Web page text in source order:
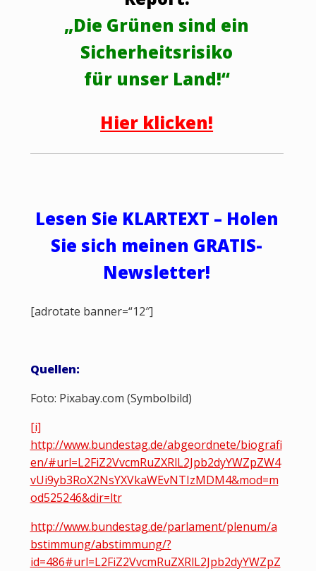
„Die Grünen sind ein
Sicherheitsrisiko
für unser Land!“
Hier klicken!
Lesen Sie KLARTEXT – Holen
Sie sich meinen GRATIS-
Newsletter!
[adrotate banner=“12″]
Quellen:
Foto: Pixabay.com (Symbolbild)
[i]
http://www.bundestag.de/abgeordnete/biografi
en/#url=L2FiZ2VvcmRuZXRlL2Jpb2dyYWZpZW4
vUi9yb3RoX2NsYXVkaWEvNTIzMDM4&mod=m
od525246&dir=ltr
http://www.bundestag.de/parlament/plenum/a
bstimmung/abstimmung/?
id=486#url=L2FiZ2VvcmRuZXRlL2Jpb2dyYWZpZ